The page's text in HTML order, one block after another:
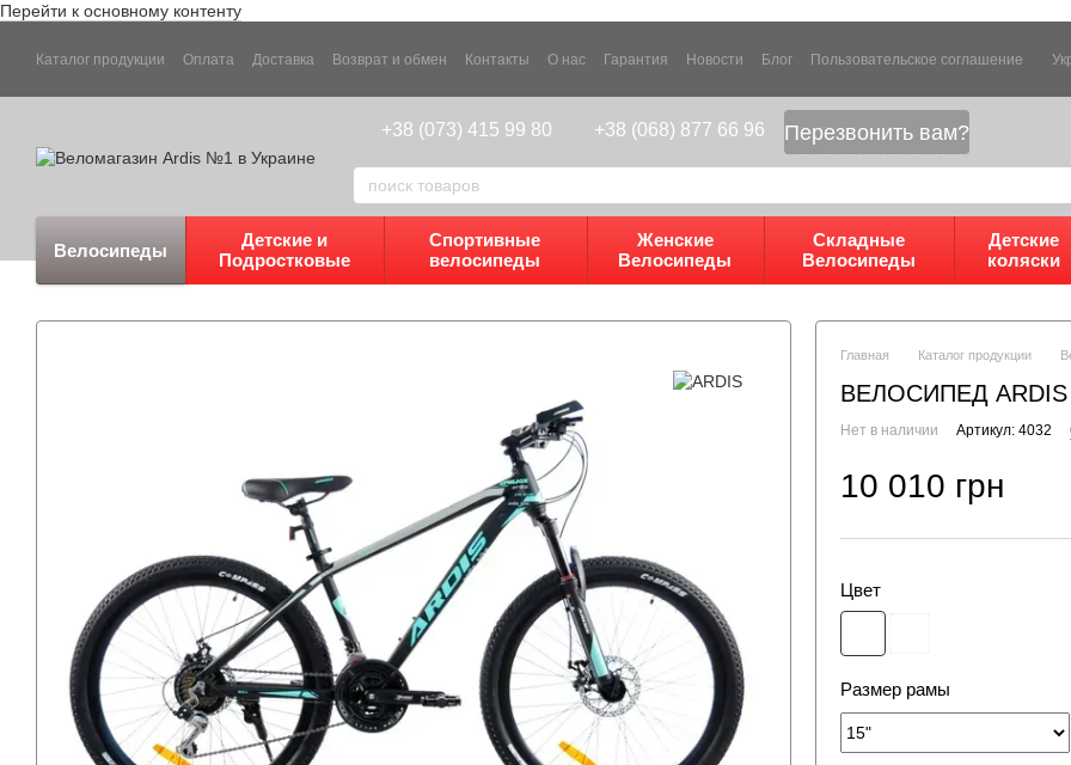
Перейти к основному контенту
Каталог продукции Оплата Доставка Возврат и обмен Контакты О нас Гарантия Новости Блог Пользовательское соглашение
+38 (073) 415 99 80 +38 (068) 877 66 96 Перезвонить вам?
Велосипеды
Детские и
Подростковые
Спортивные
велосипеды
Женские
Велосипеды
Складные
Велосипеды
Детские
коляски
Главная Каталог продукции
ВЕЛОСИПЕД ARDIS
Нет в наличии Артикул: 4032
10 010 грн
Цвет
Размер рамы